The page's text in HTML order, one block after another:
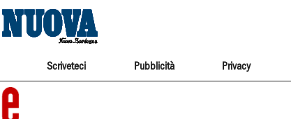
Scriveteci Pubblicità Privacy